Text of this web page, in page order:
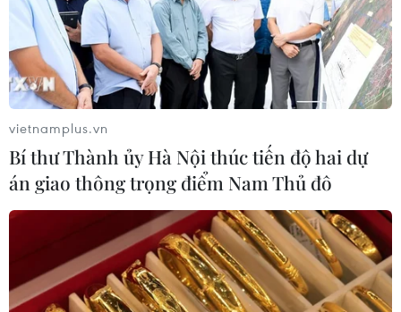
vietnamplus.vn
Bí thư Thành ủy Hà Nội thúc tiến độ hai dự
án giao thông trọng điểm Nam Thủ đô